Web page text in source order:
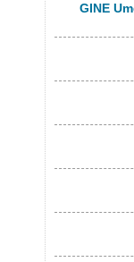
GINE